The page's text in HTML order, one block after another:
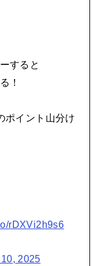
すると
！
ポイント山分け
rDXVi2h9s6
2025